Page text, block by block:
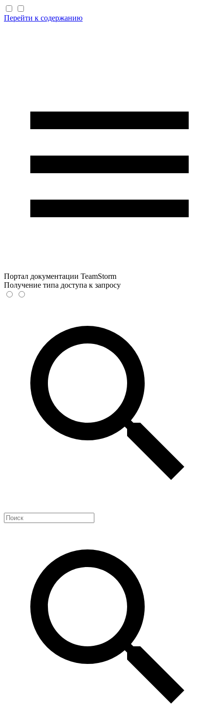
Перейти к содержанию
Портал документации TeamStorm
Получение типа доступа к запросу